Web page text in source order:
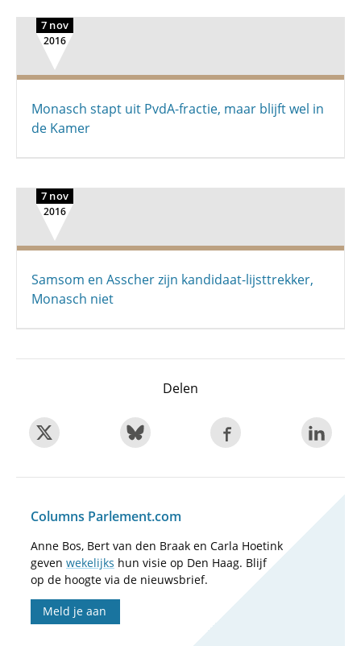
7 nov
2016
Monasch stapt uit PvdA-fractie, maar blijft wel in
de Kamer
7 nov
2016
Samsom en Asscher zijn kandidaat-lijsttrekker,
Monasch niet
Delen
Columns Parlement.com
Anne Bos, Bert van den Braak en Carla Hoetink
geven wekelijks hun visie op Den Haag. Blijf
op de hoogte via de nieuwsbrief.
Meld je aan